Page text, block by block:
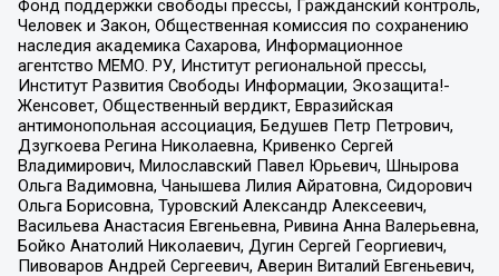
Фонд поддержки свободы прессы, Гражданский контроль,
Человек и Закон, Общественная комиссия по сохранению
наследия академика Сахарова, Информационное
агентство МЕМО. РУ, Институт региональной прессы,
Институт Развития Свободы Информации, Экозащита!-
Женсовет, Общественный вердикт, Евразийская
антимонопольная ассоциация, Бедушев Петр Петрович,
Дзугкоева Регина Николаевна, Кривенко Сергей
Владимирович, Милославский Павел Юрьевич, Шнырова
Ольга Вадимовна, Чанышева Лилия Айратовна, Сидорович
Ольга Борисовна, Туровский Александр Алексеевич,
Васильева Анастасия Евгеньевна, Ривина Анна Валерьевна,
Бойко Анатолий Николаевич, Дугин Сергей Георгиевич,
Пивоваров Андрей Сергеевич, Аверин Виталий Евгеньевич,